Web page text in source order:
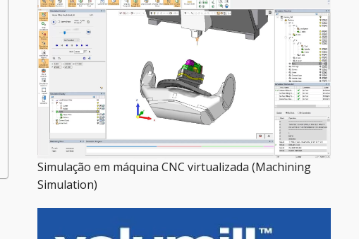
Simulação em máquina CNC virtualizada (Machining
Simulation)